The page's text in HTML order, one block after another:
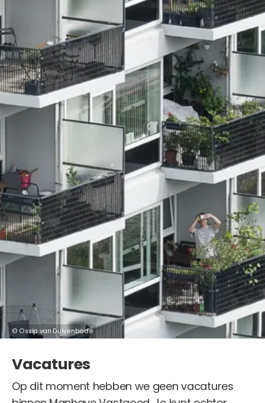
© Ossip van Duivenbode
Vacatures
Op dit moment hebben we geen vacatures